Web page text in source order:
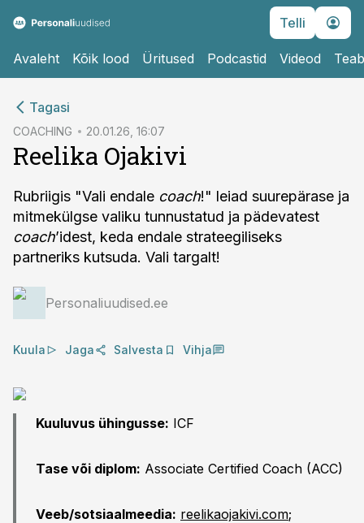
Telli
Avaleht Kõik lood Üritused Podcastid Videod
Tagasi
COACHING 20.01.26, 16:07
Reelika Ojakivi
Rubriigis "Vali endale coach!" leiad suurepärase ja
mitmekülgse valiku tunnustatud ja pädevatest
coach’idest, keda endale strateegiliseks
partneriks kutsuda. Vali targalt!
Personaliuudised.ee
Kuula Jaga Salvesta Vihja
Kuuluvus ühingusse: ICF
Tase või diplom: Associate Certified Coach (ACC)
Veeb/sotsiaalmeedia: reelikaojakivi.com;